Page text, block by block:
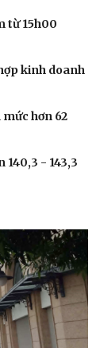
từ 15h00
kinh doanh
hơn 62
140,3 - 143,3